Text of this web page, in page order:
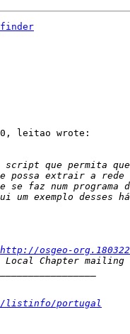
leitao wrote:
http://osgeo-
listinfo/portugal